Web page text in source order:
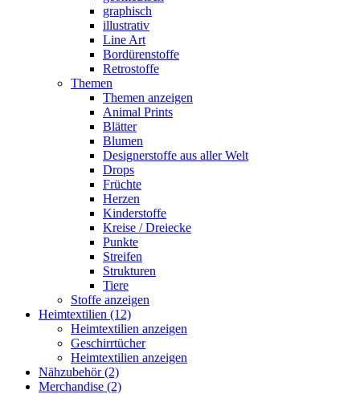
graphisch
illustrativ
Line Art
Bordürenstoffe
Retrostoffe
Themen
Themen anzeigen
Animal Prints
Blätter
Blumen
Designerstoffe aus aller Welt
Drops
Früchte
Herzen
Kinderstoffe
Kreise / Dreiecke
Punkte
Streifen
Strukturen
Tiere
Stoffe anzeigen
Heimtextilien (12)
Heimtextilien anzeigen
Geschirrtücher
Heimtextilien anzeigen
Nähzubehör (2)
Merchandise (2)